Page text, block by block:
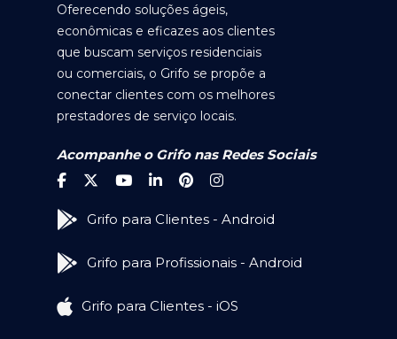
Oferecendo soluções ágeis,
econômicas e eficazes aos clientes
que buscam serviços residenciais
ou comerciais, o Grifo se propõe a
conectar clientes com os melhores
prestadores de serviço locais.
Acompanhe o Grifo nas Redes Sociais
Grifo para Clientes - Android
Grifo para Profissionais - Android
Grifo para Clientes - iOS